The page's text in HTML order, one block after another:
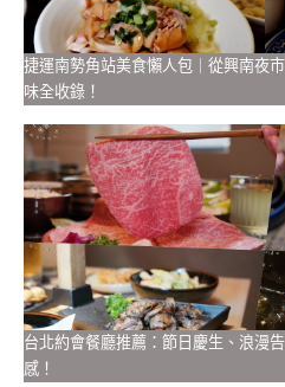
捷運南勢角站美食懶人包｜從興南夜
味全收錄！
台北約會餐廳推薦：節日慶生、浪漫
感！